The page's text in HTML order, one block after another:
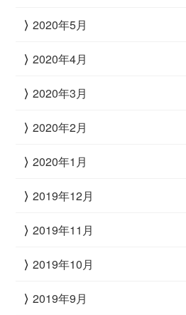
2020年5月
2020年4月
2020年3月
2020年2月
2020年1月
2019年12月
2019年11月
2019年10月
2019年9月